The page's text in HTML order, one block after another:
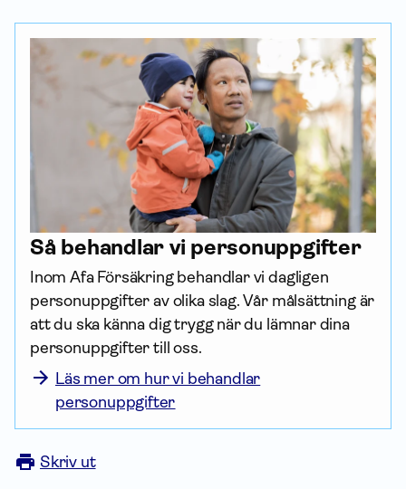
Så behandlar vi person­uppgifter
Inom Afa För­säkring behandlar vi dagligen
person­uppgifter av olika slag. Vår målsättning är
att du ska känna dig trygg när du lämnar dina
person­uppgifter till oss.
Läs mer om hur vi behandlar
personuppgifter
Skriv ut